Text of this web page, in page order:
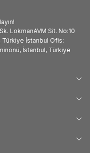
LokmanAVM Sit. No:10
Türkiye İstanbul Ofis:
İstanbul, Türkiye